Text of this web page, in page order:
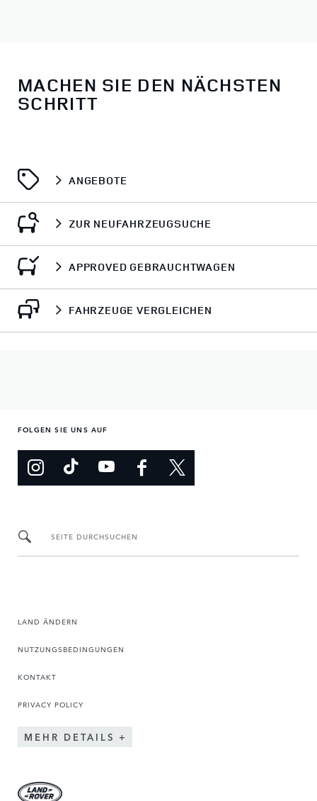
MACHEN SIE DEN NÄCHSTEN
SCHRITT
ANGEBOTE
ZUR NEUFAHRZEUGSUCHE
APPROVED GEBRAUCHTWAGEN
FAHRZEUGE VERGLEICHEN
FOLGEN SIE UNS AUF
SEITE DURCHSUCHEN
LAND ÄNDERN
NUTZUNGSBEDINGUNGEN
KONTAKT
PRIVACY POLICY
MEHR DETAILS